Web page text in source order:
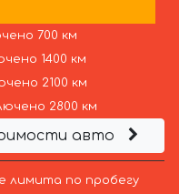
700 км
1400 км
2100 км
2800 км
авто
лимита по пробегу